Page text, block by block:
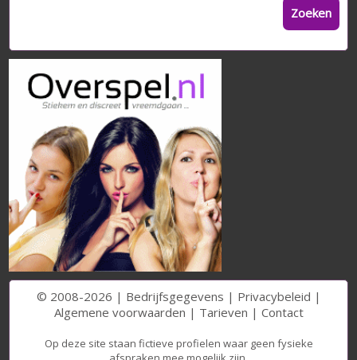
Zoeken
© 2008-2026 | Bedrijfsgegevens | Privacybeleid |
Algemene voorwaarden | Tarieven | Contact
Op deze site staan fictieve profielen waar geen fysieke